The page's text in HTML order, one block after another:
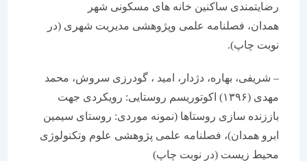
رضایتمندی ساکنین خانه های مسکونی شهر
همدان، فصلنامه علمی وپژوهشی مدیریت شهری (در
نوبت چاپ).
– شریفی، بهاره، دژدار، امید ، گودرزی سروش، محمد
مهدی (۱۳۹۶) اکوتوریسم روستایی: رویکردی جهت
باززنده سازی روستاها (نمونه موردی: روستای سیمین
ابرو همدان)، فصلنامه علمی پژوهشی علوم وتکنولوژی
محیط زیست (در نوبت چاپ)